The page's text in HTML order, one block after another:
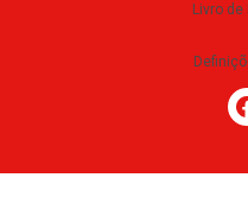
Livro